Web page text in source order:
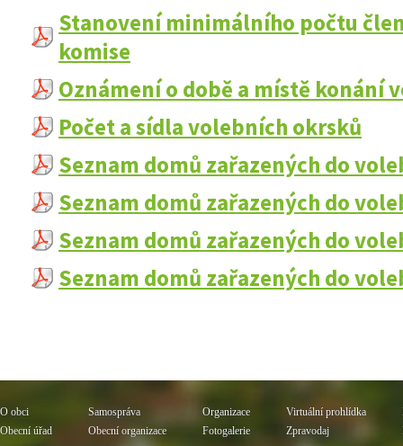
Stanovení minimálního počtu
komise
Oznámení o době a místě konání
Počet a sídla volebních okrsků
Seznam domů zařazených do
Seznam domů zařazených do
Seznam domů zařazených do
Seznam domů zařazených do
O obci
Obecní úřad
Samospráva
Obecní organizace
Organizace
Fotogalerie
Virtuální prohlídka
Zpravodaj